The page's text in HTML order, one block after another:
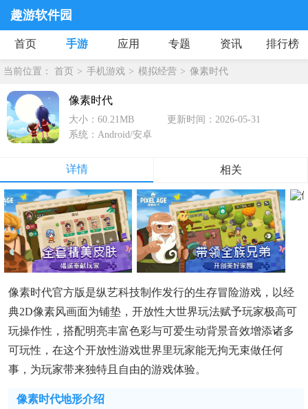
趣游软件园
首页 手游 应用 专题 资讯 排行榜
当前位置： 首页 手机游戏 模拟经营 像素时代
像素时代
大小：60.21MB
更新时间：2026-05-31
系统：Android/安卓
详情 相关
像素时代官方版是纵艺科技制作发行的生存冒险游戏，以经
典2D像素风画面为铺垫，开放性大世界玩法赋予玩家极高可
玩操作性，搭配明亮丰富色彩与可爱生动背景音效增添诸多
可玩性，在这个开放性游戏世界里玩家能无拘无束做任何
事，为玩家带来独特且自由的游戏体验。
像素时代地形介绍